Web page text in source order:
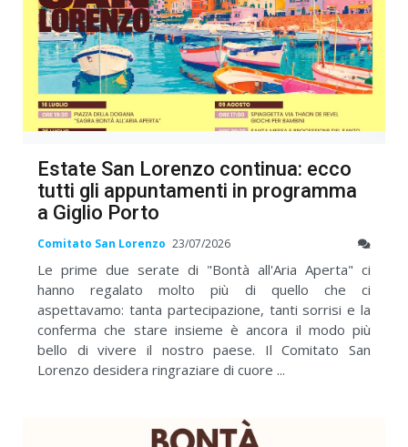
Estate San Lorenzo continua: ecco
tutti gli appuntamenti in programma
a Giglio Porto
Comitato San Lorenzo 23/07/2026
Le prime due serate di "Bontà all'Aria Aperta" ci
hanno regalato molto più di quello che ci
aspettavamo: tanta partecipazione, tanti sorrisi e la
conferma che stare insieme è ancora il modo più
bello di vivere il nostro paese. Il Comitato San
Lorenzo desidera ringraziare di cuore ...